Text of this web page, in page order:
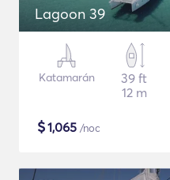
Lagoon 39
Katamarán
39 ft
12 m
$1,065 /noc